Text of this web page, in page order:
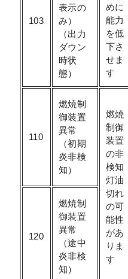
めに
能力
を低
下さ
せま
す
103
表示の
み）
（出力
ダウン
時状
態）
110
燃焼制
御装置
異常
（初期
炎非検
知）
燃焼
制御
装置
の非
検知
灯油
切れ
の可
能性
があ
りま
す
120
燃焼制
御装置
異常
（途中
炎非検
知）